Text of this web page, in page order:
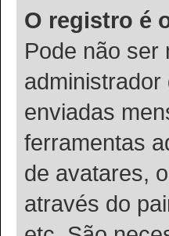
O registro é
Pode não ser
enviadas
ferramentas
de avatares,
através do